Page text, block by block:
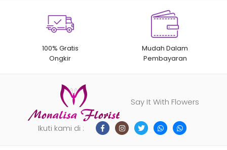
100% Gratis
Ongkir
Mudah Dalam
Pembayaran
Say It With Flowers
Ikuti kami di :